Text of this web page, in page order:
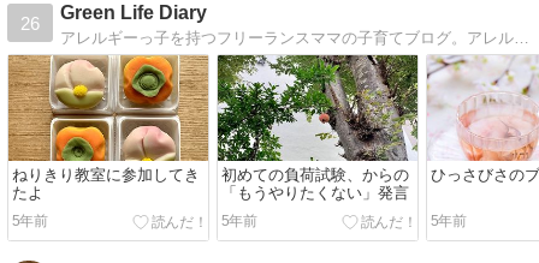
26
Green Life Diary
アレルギーっ子を持つフリーランスママの子育てブログ。アレルギー育児、働くママ、シンプルライフ
ねりきり教室に参加してき
たよ
5年前
初めての負荷試験、からの
「もうやりたくない」発言
5年前
ひっさびさの
5年前